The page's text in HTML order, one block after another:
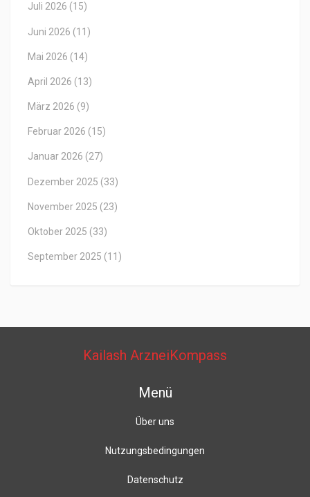
Juli 2026 (15)
Juni 2026 (11)
Mai 2026 (14)
April 2026 (13)
März 2026 (9)
Februar 2026 (15)
Januar 2026 (27)
Dezember 2025 (33)
November 2025 (23)
Oktober 2025 (33)
September 2025 (11)
Kailash ArzneiKompass
Menü
Über uns
Nutzungsbedingungen
Datenschutz